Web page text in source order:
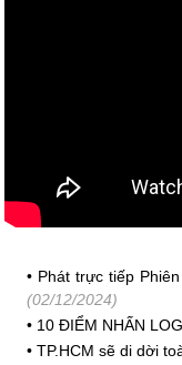
• Phát trực tiếp
(02/12/2024)
• 10 ĐIỂM NHẤN
•TP.HCM sẽ di dời